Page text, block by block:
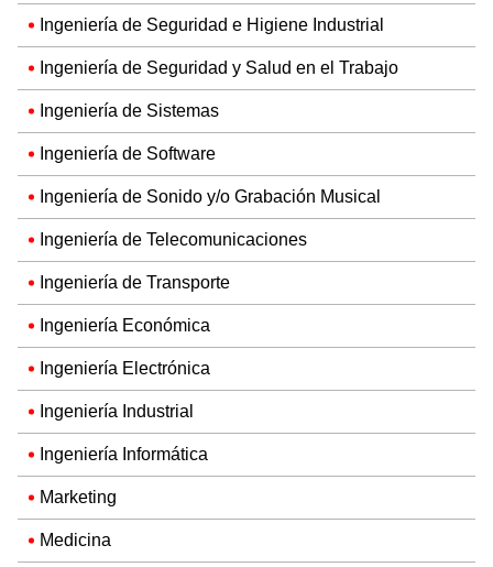
Ingeniería de Seguridad e Higiene Industrial
Ingeniería de Seguridad y Salud en el Trabajo
Ingeniería de Sistemas
Ingeniería de Software
Ingeniería de Sonido y/o Grabación Musical
Ingeniería de Telecomunicaciones
Ingeniería de Transporte
Ingeniería Económica
Ingeniería Electrónica
Ingeniería Industrial
Ingeniería Informática
Marketing
Medicina